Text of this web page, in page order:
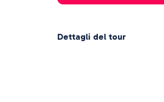
Dettagli del tour